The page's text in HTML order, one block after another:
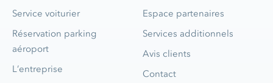
Service voiturier
Réservation parking
aéroport
L’entreprise
Espace partenaires
Services additionnels
Avis clients
Contact